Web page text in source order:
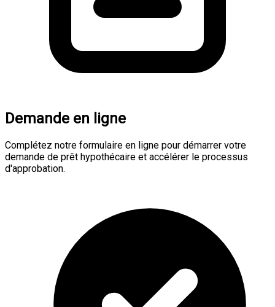
Demande en ligne
Complétez notre formulaire en ligne pour démarrer votre
demande de prêt hypothécaire et accélérer le processus
d'approbation.